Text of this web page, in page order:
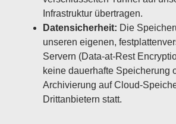
Infrastruktur übertragen.
Datensicherheit: Die
unseren eigenen,
Servern (Data-at-Rest
keine dauerhafte Speicherung
Archivierung auf Cloud-
Drittanbietern statt.